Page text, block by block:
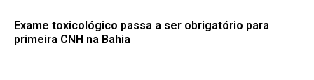
Exame toxicológico passa a ser obrigatório para
primeira CNH na Bahia